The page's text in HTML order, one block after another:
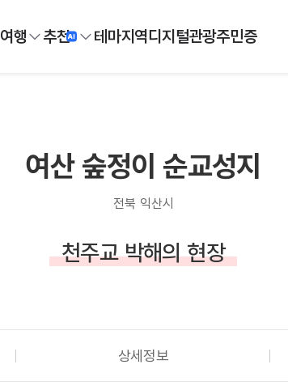
여행 추천 테마지역디지털관광주민증
여산 숲정이 순교성지
전북 익산시
천주교 박해의 현장
상세정보